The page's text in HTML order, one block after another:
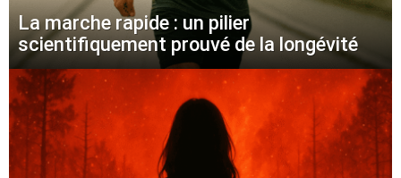
La marche rapide : un pilier
scientifiquement prouvé de la longévité